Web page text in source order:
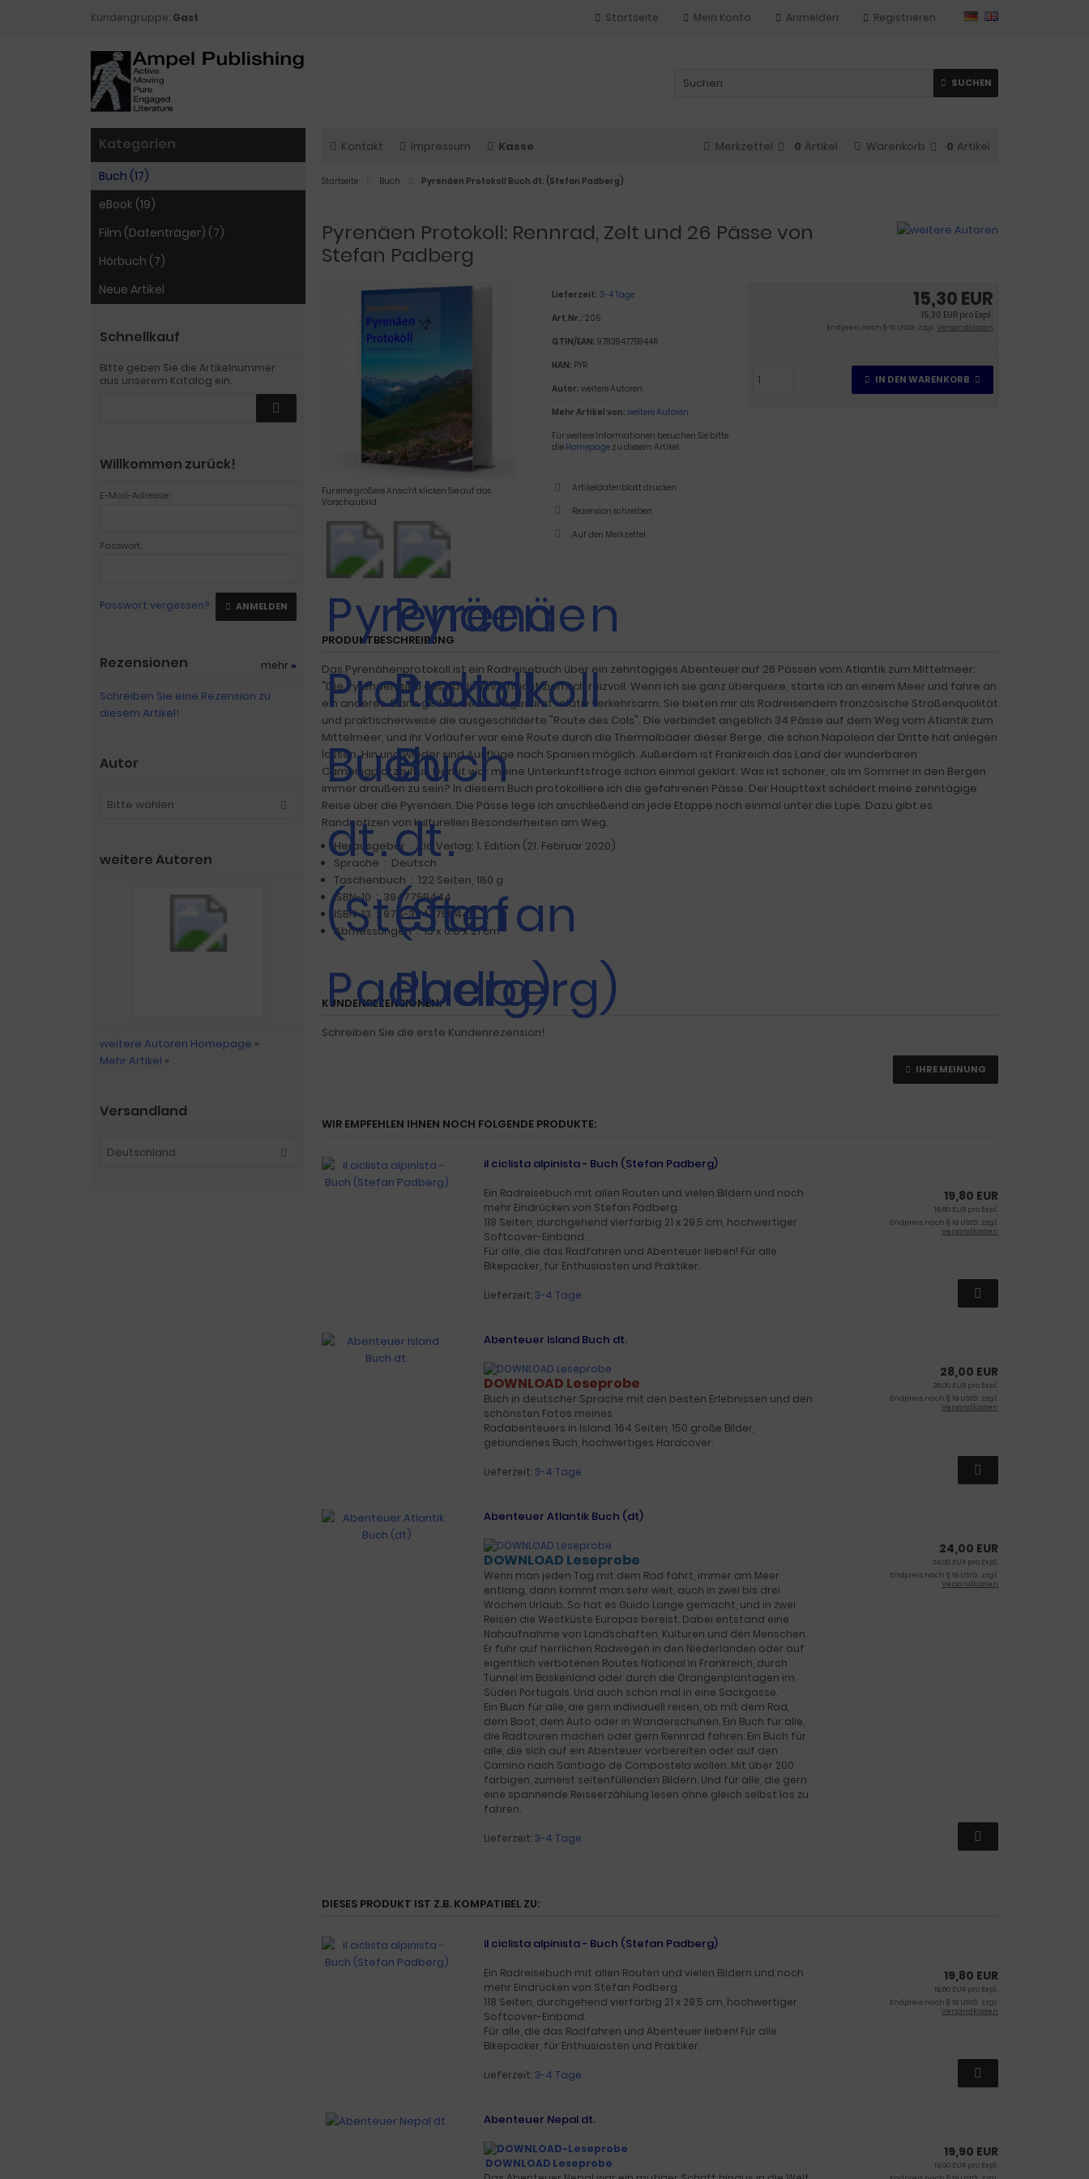
Kundengruppe: Gast Registrieren
Anmelden
Mein Konto
Startseite
SUCHEN
Kontakt Impressum Kasse Warenkorb 0 Artikel
Merkzettel 0 Artikel
Startseite Buch Pyrenäen Protokoll Buch dt. (Stefan Padberg)
Pyrenäen Protokoll: Rennrad, Zelt und 26 Pässe von
Stefan Padberg
Für eine größere Ansicht klicken Sie auf das
Vorschaubild
15,30 EUR
15,30 EUR pro Expl.
Endpreis nach § 19 UStG. zzgl. Versandkosten
IN DEN WARENKORB
Lieferzeit: 3-4 Tage
Art.Nr.: 205
GTIN/EAN: 9783947759446
HAN: PYR
Autor: weitere Autoren
Mehr Artikel von: weitere Autoren
Für weitere Informationen besuchen Sie bitte
die Homepagezu diesem Artikel.
Artikeldatenblatt drucken
Rezension schreiben
PRODUKTBESCHREIBUNG
Das Pyrenähenprotokoll ist ein Radreisebuch über ein zehntägiges Abenteuer auf 26 Pässen vom Atlantik zum Mittelmeer:
"Die Pyrenäen sind aus Radler/innensicht ziemlich reizvoll. Wenn ich sie ganz überquere, starte ich an einem Meer und fahre an
ein anderes. Dann gelten sie als insgesamt relativ verkehrsarm. Sie bieten mir als Radreisendem französische Straßenqualität
und praktischerweise die ausgeschilderte "Route des Cols". Die verbindet angeblich 34 Pässe auf dem Weg vom Atlantik zum
Mittelmeer, und ihr Vorläufer war eine Route durch die Thermalbäder dieser Berge, die schon Napoleon der Dritte hat anlegen
lassen. Hin und wieder sind Ausflüge nach Spanien möglich. Außerdem ist Frankreich das Land der wunderbaren
Campingplatzkultur. Damit war meine Unterkunftsfrage schon einmal geklärt. Was ist schöner, als im Sommer in den Bergen
immer draußen zu sein? In diesem Buch protokolliere ich die gefahrenen Pässe. Der Haupttext schildert meine zehntägige
Reise über die Pyrenäen. Die Pässe lege ich anschließend an jede Etappe noch einmal unter die Lupe. Dazu gibt es
Randnotizen von kulturellen Besonderheiten am Weg.
Herausgeber ‏ : ‎ Kid Verlag; 1. Edition (21. Februar 2020)
Sprache ‏ : ‎ Deutsch
Taschenbuch ‏ : ‎ 122 Seiten, 180 g
ISBN-10 ‏ : ‎ 3947759444
ISBN-13 ‏ : ‎ 978-3947759446
Abmessungen ‏ : ‎ 15 x 0.8 x 21 cm
KUNDENREZENSIONEN:
Schreiben Sie die erste Kundenrezension!
IHRE MEINUNG
WIR EMPFEHLEN IHNEN NOCH FOLGENDE PRODUKTE:
il ciclista alpinista - Buch (Stefan Padberg)
Ein Radreisebuch mit allen Routen und vielen Bildern und noch
mehr Eindrücken von Stefan Padberg.
118 Seiten, durchgehend vierfarbig 21 x 29,5 cm, hochwertiger
Softcover-Einband.
Für alle, die das Radfahren und Abenteuer lieben! Für alle
Bikepacker, für Enthusiasten und Praktiker.
Lieferzeit:3-4 Tage
19,80 EUR
19,80 EUR pro Expl.
Endpreis nach § 19 UStG. zzgl.
Versandkosten
Abenteuer Island Buch dt.
DOWNLOAD Leseprobe
Buch in deutscher Sprache mit den besten Erlebnissen und den
schönsten Fotos meines
Radabenteuers in Island. 164 Seiten, 150 große Bilder,
gebundenes Buch, hochwertiges Hardcover.
Lieferzeit:3-4 Tage
28,00 EUR
28,00 EUR pro Expl.
Endpreis nach § 19 UStG. zzgl.
Versandkosten
Abenteuer Atlantik Buch (dt)
DOWNLOAD Leseprobe
Wenn man jeden Tag mit dem Rad fährt, immer am Meer
entlang, dann kommt man sehr weit, auch in zwei bis drei
Wochen Urlaub. So hat es Guido Lange gemacht, und in zwei
Reisen die Westküste Europas bereist. Dabei entstand eine
Nahaufnahme von Landschaften, Kulturen und den Menschen.
Er fuhr auf herrlichen Radwegen in den Niederlanden oder auf
eigentlich verbotenen Routes National in Frankreich, durch
Tunnel im Baskenland oder durch die Orangenplantagen im
Süden Portugals. Und auch schon mal in eine Sackgasse.
Ein Buch für alle, die gern individuell reisen, ob mit dem Rad,
dem Boot, dem Auto oder in Wanderschuhen. Ein Buch für alle,
die Radtouren machen oder gern Rennrad fahren. Ein Buch für
alle, die sich auf ein Abenteuer vorbereiten oder auf den
Camino nach Santiago de Compostela wollen. Mit über 200
farbigen, zumeist seitenfüllenden Bildern. Und für alle, die gern
eine spannende Reiseerzählung lesen ohne gleich selbst los zu
fahren.
Lieferzeit:3-4 Tage
24,00 EUR
24,00 EUR pro Expl.
Endpreis nach § 19 UStG. zzgl.
Versandkosten
DIESES PRODUKT IST Z.B. KOMPATIBEL ZU:
il ciclista alpinista - Buch (Stefan Padberg)
Ein Radreisebuch mit allen Routen und vielen Bildern und noch
mehr Eindrücken von Stefan Padberg.
118 Seiten, durchgehend vierfarbig 21 x 29,5 cm, hochwertiger
Softcover-Einband.
Für alle, die das Radfahren und Abenteuer lieben! Für alle
Bikepacker, für Enthusiasten und Praktiker.
Lieferzeit:3-4 Tage
19,80 EUR
19,80 EUR pro Expl.
Endpreis nach § 19 UStG. zzgl.
Versandkosten
Abenteuer Nepal dt.
DOWNLOAD Leseprobe
19,90 EUR
19,90 EUR pro Expl.
Kategorien
Buch (17)
eBook (19)
Film (Datenträger) (7)
Hörbuch (7)
Neue Artikel
Schnellkauf
Bitte geben Sie die Artikelnummer
aus unserem Katalog ein.
Willkommen zurück!
E-Mail-Adresse:
Passwort:
Passwort vergessen? ANMELDEN
Rezensionen mehr »
Schreiben Sie eine Rezension zu
diesem Artikel!
Autor
Bitte wählen
weitere Autoren
weitere Autoren Homepage »
Mehr Artikel »
Versandland
Deutschland